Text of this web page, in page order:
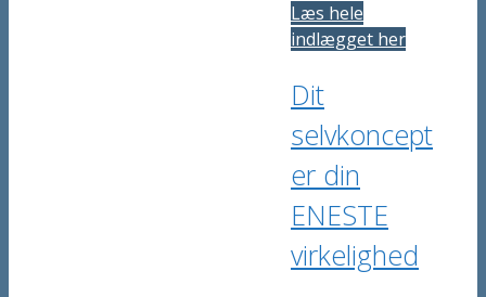
Læs hele
indlægget her
Dit
selvkoncept
er din
ENESTE
virkelighed